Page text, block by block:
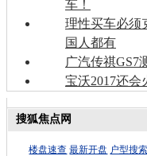
车！
理性买车必须
国人都有
广汽传祺GS7
宝沃2017还会
搜狐焦点网
楼盘速查 最新开盘 户型搜索